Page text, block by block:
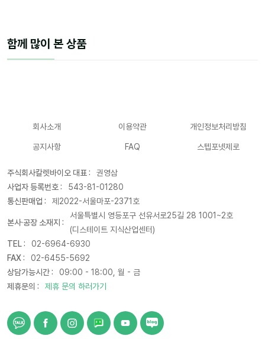
함께 많이 본 상품
회사소개 이용약관 개인정보처리방침
공지사항 FAQ 스텝포넷제로
주식회사칼렛바이오 대표 :
권영삼
사업자 등록번호 :
543-81-01280
통신판매업 :
제2022-서울마포-2371호
본사·공장 소재지 :
서울특별시 영등포구 선유서로25길 28 1001~2호
(디스테이트 지식산업센터)
TEL :
02-6964-6930
FAX :
02-6455-5692
상담가능시간 :
09:00 - 18:00, 월 - 금
제휴문의 :
제휴 문의 하러가기